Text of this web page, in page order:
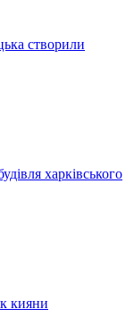
створили
харківського
кияни